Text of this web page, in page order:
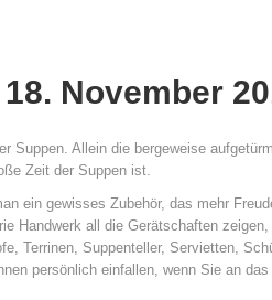
November
Suppen. Allein die bergeweise
Zeit der Suppen ist.
ein gewisses Zubehör, das mehr
Handwerk all die Gerätschaften
Terrinen, Suppenteller, Servietten,
persönlich einfallen, wenn Sie an das